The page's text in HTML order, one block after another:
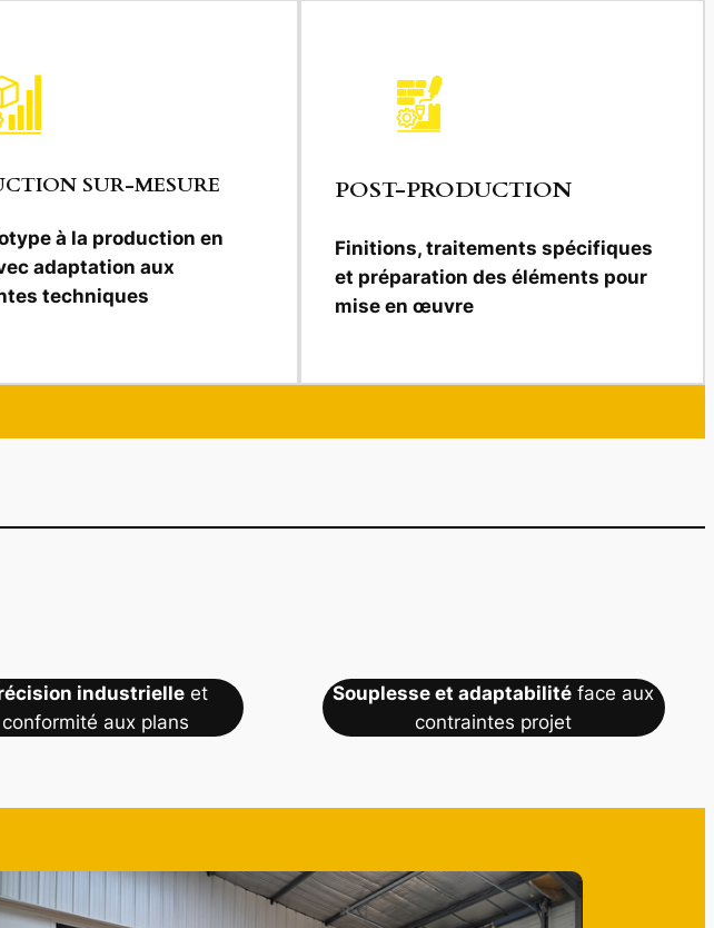
SUR-MESURE
à la production en
adaptation aux
techniques
POST-PRODUCTION
Finitions, traitements spécifiques
et préparation des éléments pour
mise en œuvre
industrielleet
conformité aux plans
Souplesse et adaptabilité face aux
contraintes projet